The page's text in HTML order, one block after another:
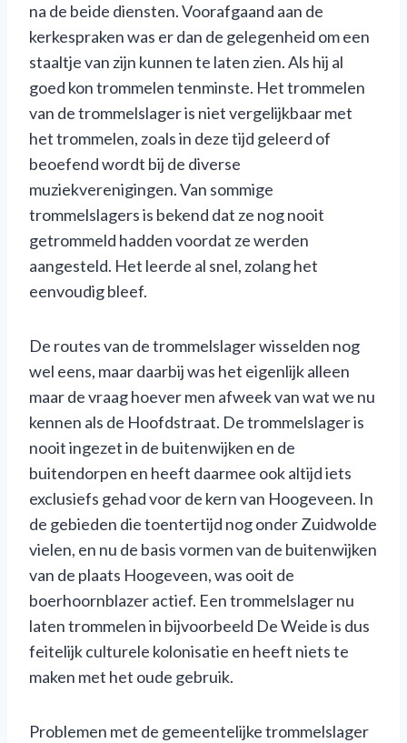
na de beide diensten. Voorafgaand aan de
kerkespraken was er dan de gelegenheid om een
staaltje van zijn kunnen te laten zien. Als hij al
goed kon trommelen tenminste. Het trommelen
van de trommelslager is niet vergelijkbaar met
het trommelen, zoals in deze tijd geleerd of
beoefend wordt bij de diverse
muziekverenigingen. Van sommige
trommelslagers is bekend dat ze nog nooit
getrommeld hadden voordat ze werden
aangesteld. Het leerde al snel, zolang het
eenvoudig bleef.
De routes van de trommelslager wisselden nog
wel eens, maar daarbij was het eigenlijk alleen
maar de vraag hoever men afweek van wat we nu
kennen als de Hoofdstraat. De trommelslager is
nooit ingezet in de buitenwijken en de
buitendorpen en heeft daarmee ook altijd iets
exclusiefs gehad voor de kern van Hoogeveen. In
de gebieden die toentertijd nog onder Zuidwolde
vielen, en nu de basis vormen van de buitenwijken
van de plaats Hoogeveen, was ooit de
boerhoornblazer actief. Een trommelslager nu
laten trommelen in bijvoorbeeld De Weide is dus
feitelijk culturele kolonisatie en heeft niets te
maken met het oude gebruik.
Problemen met de gemeentelijke trommelslager